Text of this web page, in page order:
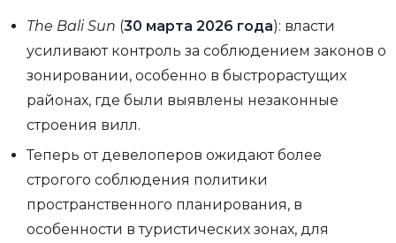
The Bali Sun (30 марта 2026 года): власти
усиливают контроль за соблюдением законов о
зонировании, особенно в быстрорастущих
районах, где были выявлены незаконные
строения вилл.
Теперь от девелоперов ожидают более
строгого соблюдения политики
пространственного планирования, в
особенности в туристических зонах, для